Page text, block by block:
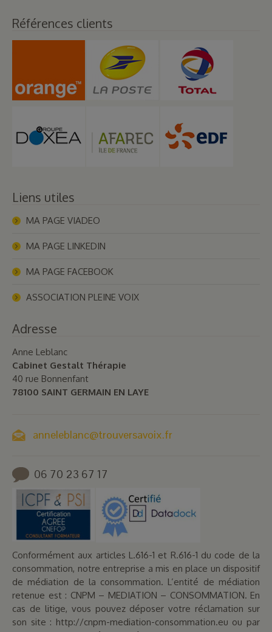
Références clients
Liens utiles
MA PAGE VIADEO
MA PAGE LINKEDIN
MA PAGE FACEBOOK
ASSOCIATION PLEINE VOIX
Adresse
Anne Leblanc
Cabinet Gestalt Thérapie
40 rue Bonnenfant
78100 SAINT GERMAIN EN LAYE
anneleblanc@trouversavoix.fr
06 70 23 67 17
Conformément aux articles L.616-1 et R.616-1 du code de la
consommation, notre entreprise a mis en place un dispositif
de médiation de la consommation. L’entité de médiation
retenue est : CNPM – MEDIATION – CONSOMMATION. En
cas de litige, vous pouvez déposer votre réclamation sur
son site : http://cnpm-mediation-consommation.eu ou par